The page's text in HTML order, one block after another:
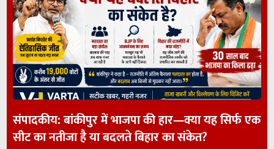
संपादकीय: बांकीपुर में भाजपा की हार—क्या यह सिर्फ एक
सीट का नतीजा है या बदलते बिहार का संकेत?